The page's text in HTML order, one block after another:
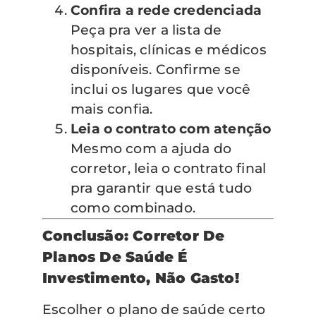
Confira a rede credenciada
Peça pra ver a lista de
hospitais, clínicas e médicos
disponíveis. Confirme se
inclui os lugares que você
mais confia.
Leia o contrato com atenção
Mesmo com a ajuda do
corretor, leia o contrato final
pra garantir que está tudo
como combinado.
Conclusão: Corretor De
Planos De Saúde É
Investimento, Não Gasto!
Escolher o plano de saúde certo